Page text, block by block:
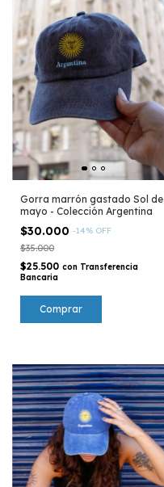
Gorra marrón gastado Sol de
mayo - Colección Argentina
$30.000 -14% OFF
$35.000
$25.500 con Transferencia
Bancaria